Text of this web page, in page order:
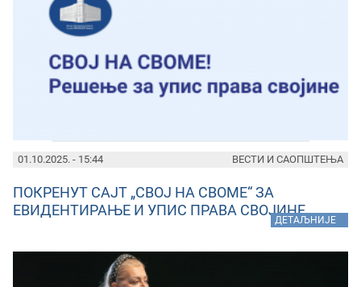
01.10.2025. - 15:44
ПОКРЕНУТ САЈТ „СВОЈ НА СВОМЕ“ ЗА
ЕВИДЕНТИРАЊЕ И УПИС ПРАВА СВОЈИНЕ
ДЕТАЉНИЈЕ
ВЕСТИ И САОПШТЕЊА